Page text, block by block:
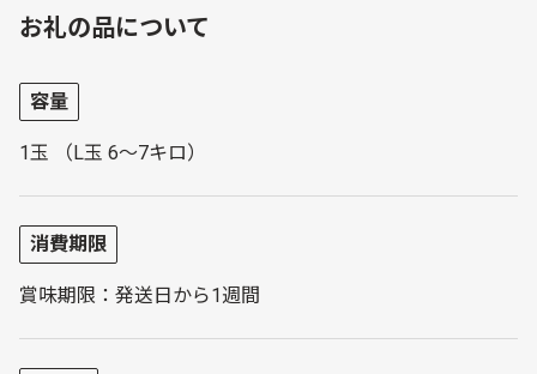
お礼の品について
容量
1玉 （L玉 6～7キロ）
消費期限
賞味期限：発送日から1週間